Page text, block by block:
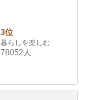
3位
暮らしを楽しむ
78052人